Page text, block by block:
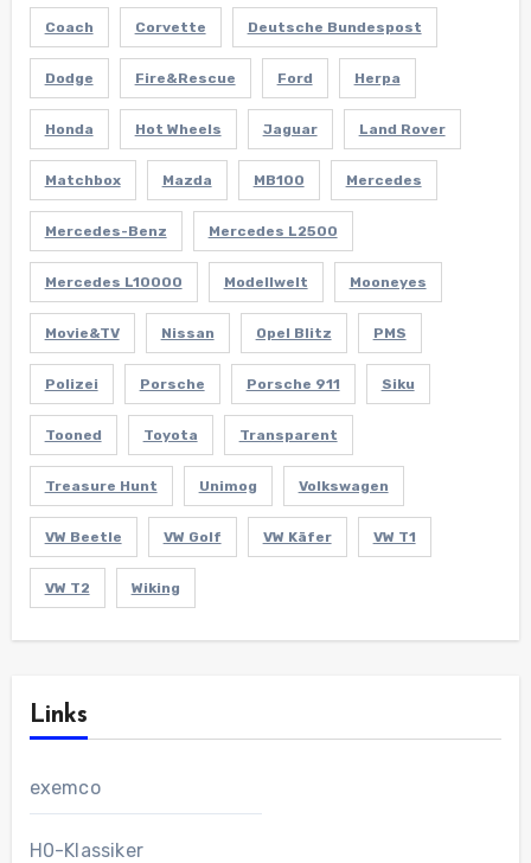
Coach Corvette Deutsche Bundespost
Dodge Fire&Rescue Ford Herpa
Honda Hot Wheels Jaguar Land Rover
Matchbox Mazda MB100 Mercedes
Mercedes-Benz Mercedes L2500
Mercedes L10000 Modellwelt Mooneyes
Movie&TV Nissan Opel Blitz PMS
Polizei Porsche Porsche 911 Siku
Tooned Toyota Transparent
Treasure Hunt Unimog Volkswagen
VW Beetle VW Golf VW Käfer VW T1
VW T2 Wiking
Links
exemco
H0-Klassiker